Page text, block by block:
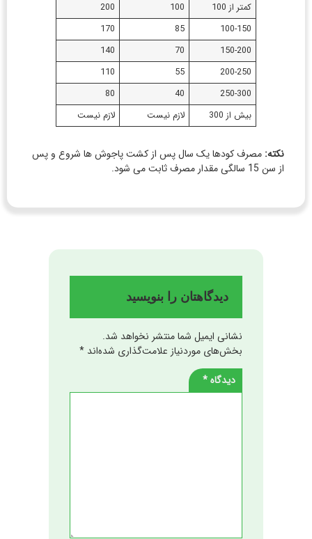
کمتر از 100
100
200
100-150
85
170
150-200
70
140
200-250
55
110
250-300
40
80
بیش از 300
لازم نیست لازم نیست
نکته: مصرف کودها یک سال پس از کشت پاجوش ها شروع و پس
از سن 15 سالگی مقدار مصرف ثابت می شود.
دیدگاهتان را بنویسید
نشانی ایمیل شما منتشر نخواهد شد.
بخش‌های موردنیاز علامت‌گذاری شده‌اند *
دیدگاه*